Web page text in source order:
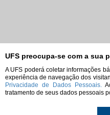
UFS preocupa-se com a sua
A UFS poderá coletar informações
experiência de navegação dos
Privacidade de Dados Pessoais.
tratamento de seus dados pessoais